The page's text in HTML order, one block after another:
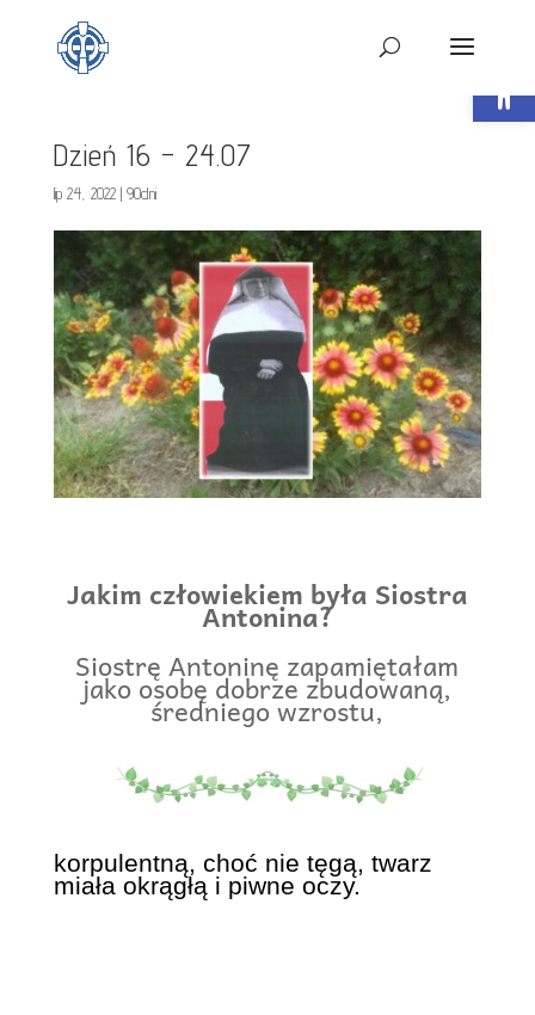
Dzień 16 – 24.07
lip 24, 2022| 90dni
Jakim człowiekiem była Siostra
Antonina?
Siostrę Antoninę zapamiętałam
jako osobę dobrze zbudowaną,
średniego wzrostu,
korpulentną, choć nie tęgą, twarz
miała okrągłą i piwne oczy.